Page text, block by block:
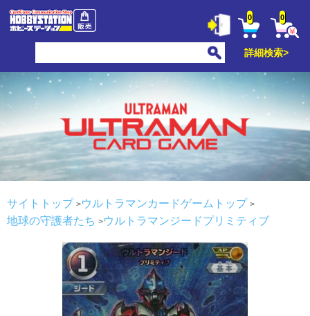
0 0
詳細検索>
サイトトップ
ウルトラマンカードゲームトップ
地球の守護者たち
ウルトラマンジードプリミティブ